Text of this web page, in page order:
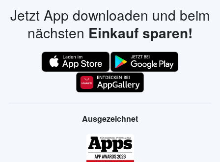
Jetzt App downloaden und beim
nächsten Einkauf sparen!
Ausgezeichnet